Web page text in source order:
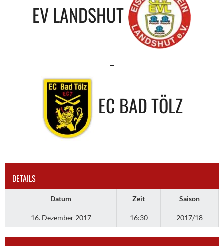
EV LANDSHUT
-
EC BAD TÖLZ
DETAILS
Datum Zeit Saison
16. Dezember 2017 16:30 2017/18